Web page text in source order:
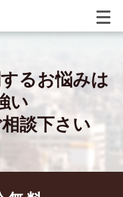
るお悩みは
い
談下さい